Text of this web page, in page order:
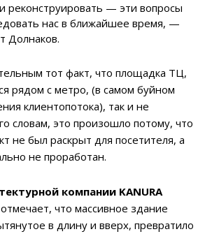
реконструировать — эти вопросы
нас в ближайшее время, —
Долнаков.
тот факт, что площадка ТЦ,
рядом с метро, (в самом буйном
клиентопотока), так и не
словам, это произошло потому, что
не был раскрыт для посетителя, а
не проработан.
компании KANURA
отмечает, что массивное здание
в длину и вверх, превратило